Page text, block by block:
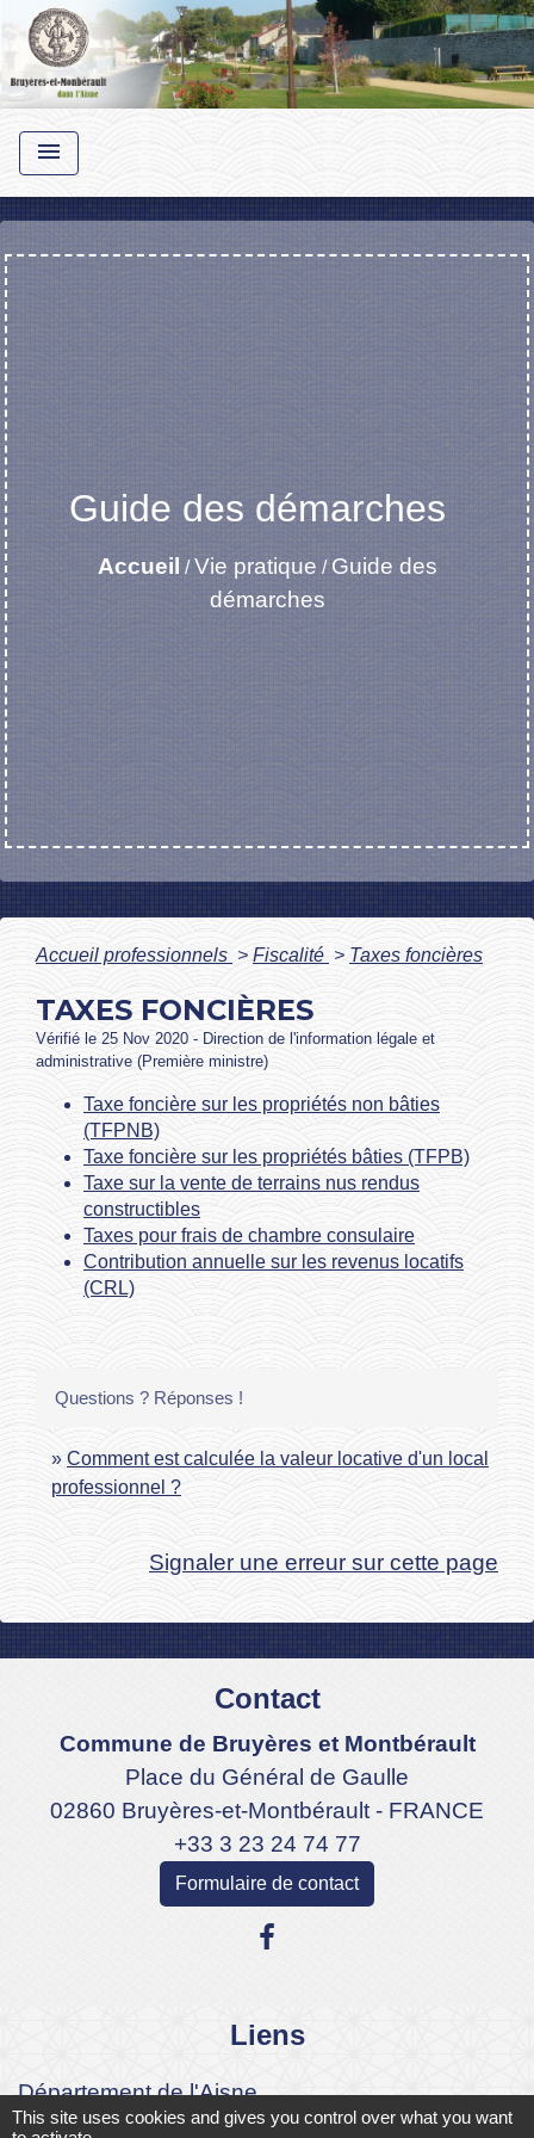
menu
Guide des démarches
Accueil /Vie pratique / Guide des
démarches
Accueil professionnels > Fiscalité > Taxes foncières
TAXES FONCIÈRES
Vérifié le 25 Nov 2020 - Direction de l'information légale et
administrative (Première ministre)
Taxe foncière sur les propriétés non bâties
(TFPNB)
Taxe foncière sur les propriétés bâties (TFPB)
Taxe sur la vente de terrains nus rendus
constructibles
Taxes pour frais de chambre consulaire
Contribution annuelle sur les revenus locatifs
(CRL)
Questions ? Réponses !
Comment est calculée la valeur locative d'un local
professionnel ?
Signaler une erreur sur cette page
Contact
Commune de Bruyères et Montbérault
Place du Général de Gaulle
02860 Bruyères-et-Montbérault - FRANCE
+33 3 23 24 74 77
Formulaire de contact
Liens
Département de l'Aisne
Communauté d'agglomération du Pays
This site uses cookies and gives you control over what you want